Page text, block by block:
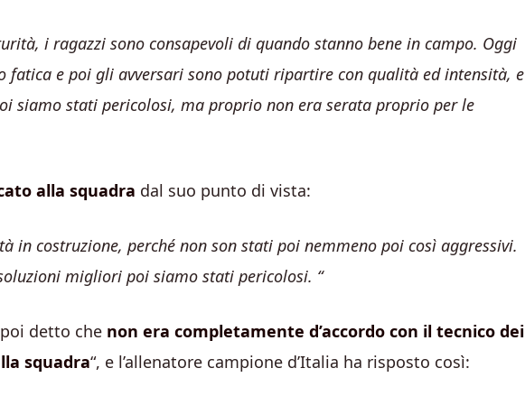
i ragazzi sono consapevoli di quando stanno bene in campo. Oggi
fatica e poi gli avversari sono potuti ripartire con qualità ed intensità, e
siamo stati pericolosi, ma proprio non era serata proprio per le
alla squadra dal suo punto di vista:
in costruzione, perché non son stati poi nemmeno poi così aggressivi.
migliori poi siamo stati pericolosi. “
detto che non era completamente d’accordo con il tecnico dei
squadra“, e l’allenatore campione d’Italia ha risposto così: